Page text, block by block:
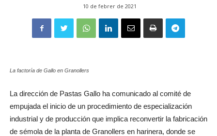
10 de febrer de 2021
La factoría de Gallo en Granollers
La dirección de Pastas Gallo ha comunicado al comité de
empujada el inicio de un procedimiento de especialización
industrial y de producción que implica reconvertir la fabricación
de sémola de la planta de Granollers en harinera, donde se